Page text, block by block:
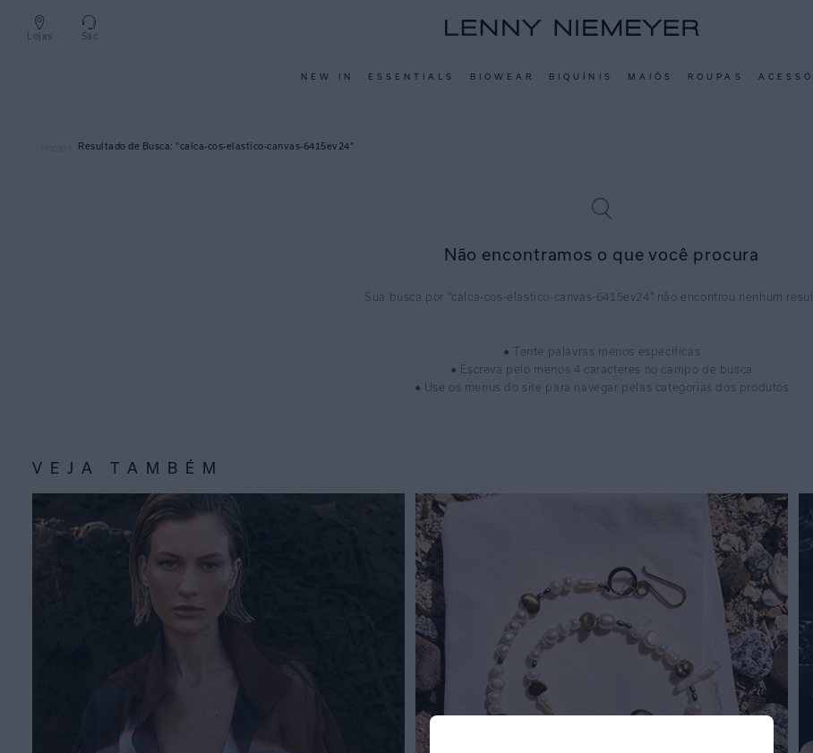
Lojas Sac
NEW IN ESSENTIALS BIOWEAR BIQUÍNIS MAIÔS ROUPAS
calca-cos-elastico-canvas-6415ev24
Não encontramos o que você procura
calca-cos-elastico-canvas-6415ev24
● Tente palavras menos específicas
● Escreva pelo menos 4 caracteres no campo de busca
● Use os menus do site para navegar pelas categorias dos produtos
VEJA TAMBÉM